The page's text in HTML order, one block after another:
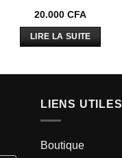
20.000CFA
LIRE LA SUITE
LIENS UTILES
Boutique